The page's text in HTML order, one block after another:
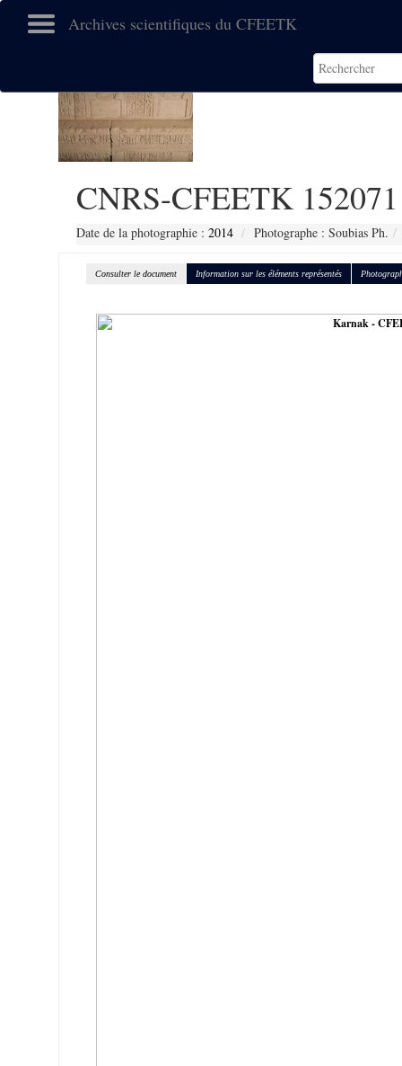
Archives scientifiques du CFEETK
CNRS-CFEETK 152071
Date de la photographie : 2014 Photographe : Soubias Ph.
Consulter le document Information sur les éléments représentés